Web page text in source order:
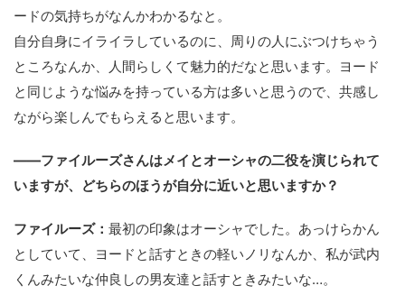
ードの気持ちがなんかわかるなと。
自分自身にイライラしているのに、周りの人にぶつけちゃう
ところなんか、人間らしくて魅力的だなと思います。ヨード
と同じような悩みを持っている方は多いと思うので、共感し
ながら楽しんでもらえると思います。
――ファイルーズさんはメイとオーシャの二役を演じられて
いますが、どちらのほうが自分に近いと思いますか？
ファイルーズ： 最初の印象はオーシャでした。あっけらかん
としていて、ヨードと話すときの軽いノリなんか、私が武内
くんみたいな仲良しの男友達と話すときみたいな…。